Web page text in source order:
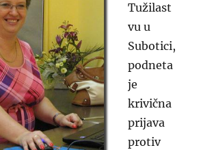
Tužilast
vu u
Subotici,
podneta
je
krivična
prijava
protiv